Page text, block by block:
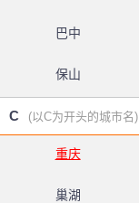
巴中
保山
C (以C为开头的城市名)
重庆
巢湖